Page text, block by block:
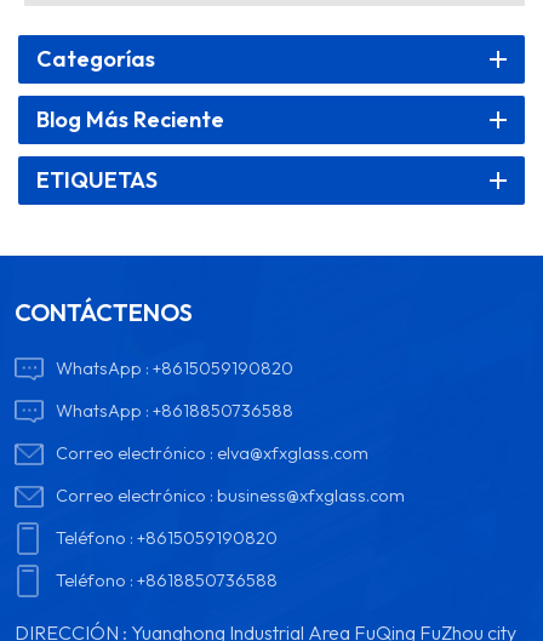
Categorías
Blog Más Reciente
ETIQUETAS
CONTÁCTENOS
WhatsApp :+8615059190820
WhatsApp :+8618850736588
Correo electrónico : elva@xfxglass.com
Correo electrónico :business@xfxglass.com
Teléfono :+8615059190820
Teléfono :+8618850736588
DIRECCIÓN : Yuanghong Industrial Area FuQing FuZhou city